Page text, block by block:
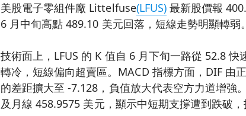
美股電子零組件廠 Littelfuse(LFUS)最新股價報
6 月中旬高點 489.10 美元回落，短線走勢明顯轉弱。
技術面上，LFUS 的 K 值自 6 月下旬一路從 52.8
轉冷，短線偏向超賣區。MACD 指標方面，DIF 由
的差距擴大至 -7.128，負值放大代表空方力道增強
及月線 458.9575 美元，顯示中短期支撐遭到跌破，